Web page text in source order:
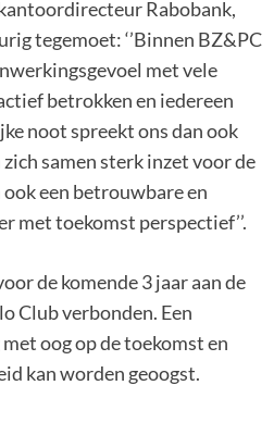
Rabobank,
tegemoet: ‘’Binnen BZ&PC
met vele
betrokken en iedereen
noot spreekt ons dan ook
samen sterk inzet voor de
een betrouwbare en
met toekomst perspectief’’.
de komende 3 jaar aan de
Club verbonden. Een
oog op de toekomst en
kan worden geoogst.